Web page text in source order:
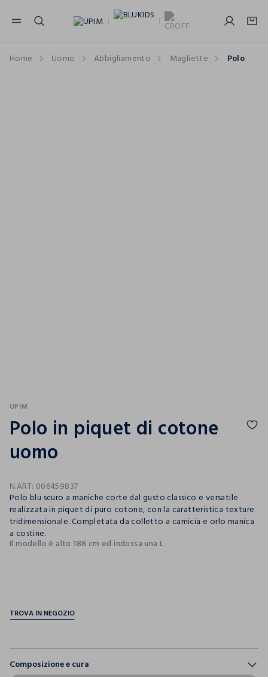
NAVIGATION.ARIA.GOTOMAINCONTENT
Home Uomo Abbigliamento Magliette Polo
UPIM
Polo in piquet di cotone
uomo
N.ART: 006459837
Polo blu scuro a maniche corte dal gusto classico e versatile
realizzata in piquet di puro cotone, con la caratteristica texture
tridimensionale. Completata da colletto a camicia e orlo manica
a costine.
Il modello è alto 188 cm ed indossa una L
Composizione e cura